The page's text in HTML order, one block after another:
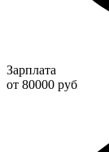
Зарплата
от 80000 руб